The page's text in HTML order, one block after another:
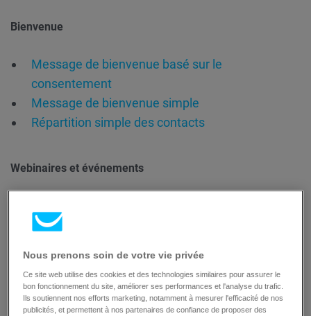
Bienvenue
Message de bienvenue basé sur le
consentement
Message de bienvenue simple
Répartition simple des contacts
Webinaires et événements
Marketing d’affiliation
Message de bienvenue d’affilié
Nous prenons soin de votre vie privée
Ce site web utilise des cookies et des technologies similaires pour assurer le
bon fonctionnement du site, améliorer ses performances et l'analyse du trafic.
Ils soutiennent nos efforts marketing, notamment à mesurer l'efficacité de nos
publicités, et permettent à nos partenaires de confiance de proposer des